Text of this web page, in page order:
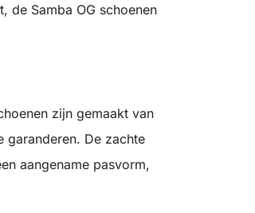
de Samba OG schoenen
zijn gemaakt van
garanderen. De zachte
aangename pasvorm,